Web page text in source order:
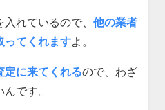
れているので、 他の業者
ってくれますよ。
定に来てくれるので、わざ
です。